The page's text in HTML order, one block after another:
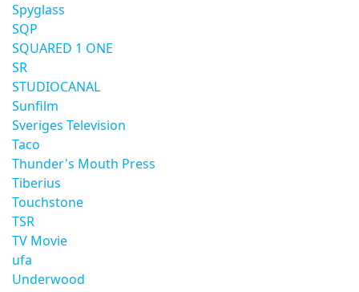
Spyglass
SQP
SQUARED 1 ONE
SR
STUDIOCANAL
Sunfilm
Sveriges Television
Taco
Thunder's Mouth Press
Tiberius
Touchstone
TSR
TV Movie
ufa
Underwood